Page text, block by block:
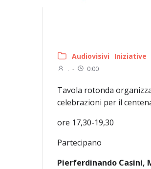
Audiovisivi Iniziative
. - 0:00
Tavola rotonda
celebrazioni per il
ore 17,30-19,30
Partecipano
Pierferdinando Casini,